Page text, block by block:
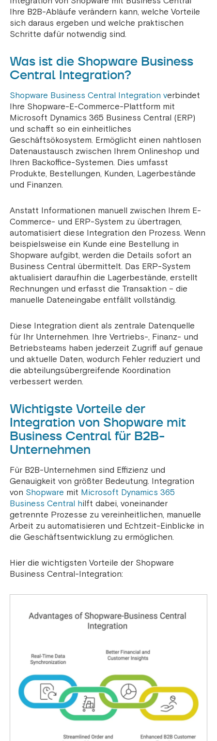
Ihre B2B-Abläufe verändern kann, welche Vorteile
sich daraus ergeben und welche praktischen
Schritte dafür notwendig sind.
Was ist die Shopware Business
Central Integration?
Shopware Business Central Integration verbindet
Ihre Shopware-E-Commerce-Plattform mit
Microsoft Dynamics 365 Business Central (ERP)
und schafft so ein einheitliches
Geschäftsökosystem. Ermöglicht einen nahtlosen
Datenaustausch zwischen Ihrem Onlineshop und
Ihren Backoffice-Systemen. Dies umfasst
Produkte, Bestellungen, Kunden, Lagerbestände
und Finanzen.
Anstatt Informationen manuell zwischen Ihrem E-
Commerce- und ERP-System zu übertragen,
automatisiert diese Integration den Prozess. Wenn
beispielsweise ein Kunde eine Bestellung in
Shopware aufgibt, werden die Details sofort an
Business Central übermittelt. Das ERP-System
aktualisiert daraufhin die Lagerbestände, erstellt
Rechnungen und erfasst die Transaktion – die
manuelle Dateneingabe entfällt vollständig.
Diese Integration dient als zentrale Datenquelle
für Ihr Unternehmen. Ihre Vertriebs-, Finanz- und
Betriebsteams haben jederzeit Zugriff auf genaue
und aktuelle Daten, wodurch Fehler reduziert und
die abteilungsübergreifende Koordination
verbessert werden.
Wichtigste Vorteile der
Integration von Shopware mit
Business Central für B2B-
Unternehmen
Für B2B-Unternehmen sind Effizienz und
Genauigkeit von größter Bedeutung. Integration
von Shopware mit Microsoft Dynamics 365
Business Central hilft dabei, voneinander
getrennte Prozesse zu vereinheitlichen, manuelle
Arbeit zu automatisieren und Echtzeit-Einblicke in
die Geschäftsentwicklung zu ermöglichen.
Hier die wichtigsten Vorteile der Shopware
Business Central-Integration: